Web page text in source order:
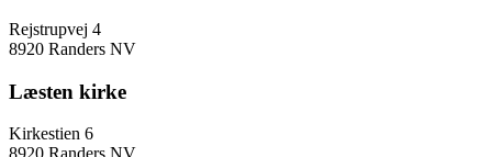
Rejstrupvej 4
8920 Randers NV
Læsten kirke
Kirkestien 6